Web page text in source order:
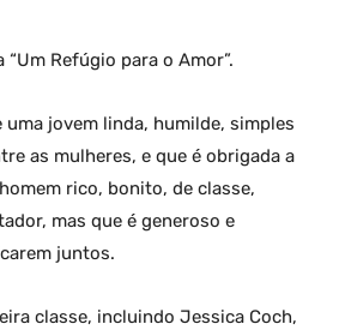
Refúgio para o Amor”.
jovem linda, humilde, simples
as mulheres, e que é obrigada a
rico, bonito, de classe,
mas que é generoso e
juntos.
classe, incluindo Jessica Coch,